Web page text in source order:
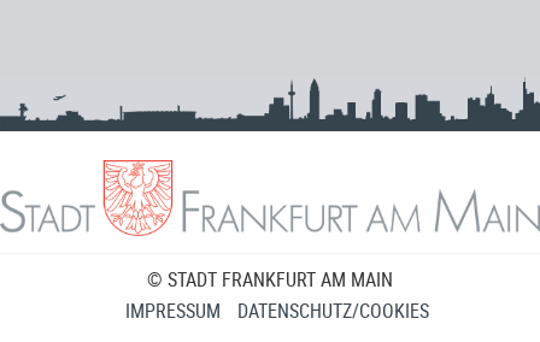
© STADT FRANKFURT AM MAIN
IMPRESSUM
DATENSCHUTZ/COOKIES